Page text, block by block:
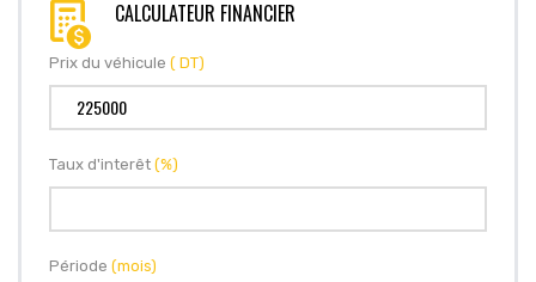
CALCULATEUR FINANCIER
Prix du véhicule ( DT)
Taux d'interêt (%)
Période (mois)